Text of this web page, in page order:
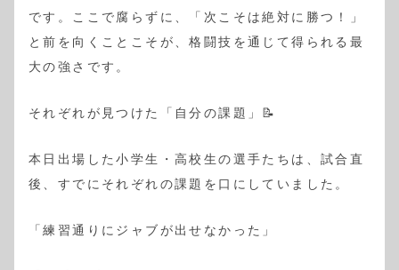
です。ここで腐らずに、「次こそは絶対に勝つ！」
と前を向くことこそが、格闘技を通じて得られる最
大の強さです。
それぞれが見つけた「自分の課題」📝
本日出場した小学生・高校生の選手たちは、試合直
後、すでにそれぞれの課題を口にしていました。
「練習通りにジャブが出せなかった」